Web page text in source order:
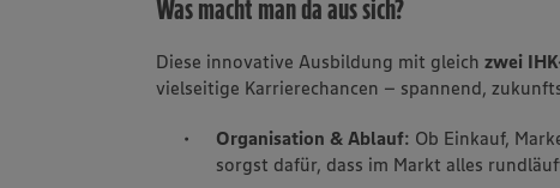
Was macht man da aus sich?
Diese innovative Ausbildung mit gleichzwei
vielseitige Karrierechancen – spannend,
Organisation & Ablauf: Ob Einkauf,
sorgst dafür, dass im Markt alles